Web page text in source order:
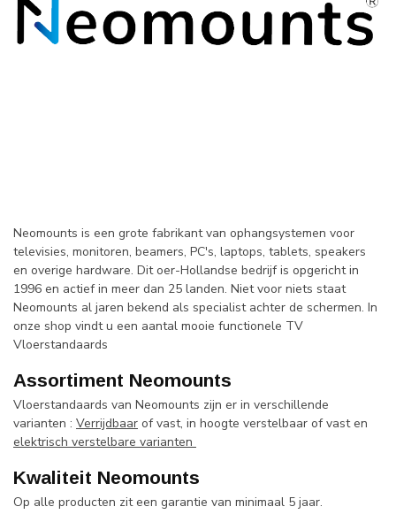
Neomounts is een grote fabrikant van ophangsystemen voor
televisies, monitoren, beamers, PC's, laptops, tablets, speakers
en overige hardware. Dit oer-Hollandse bedrijf is opgericht in
1996 en actief in meer dan 25 landen. Niet voor niets staat
Neomounts al jaren bekend als specialist achter de schermen. In
onze shop vindt u een aantal mooie functionele TV
Vloerstandaards
Assortiment Neomounts
Vloerstandaards van Neomounts zijn er in verschillende
varianten : Verrijdbaar of vast, in hoogte verstelbaar of vast en
elektrisch verstelbare varianten
Kwaliteit Neomounts
Op alle producten zit een garantie van minimaal 5 jaar.